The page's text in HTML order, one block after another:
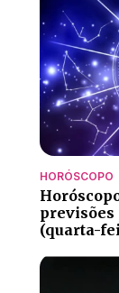
HORÓSCOPO
previsões
(quarta-